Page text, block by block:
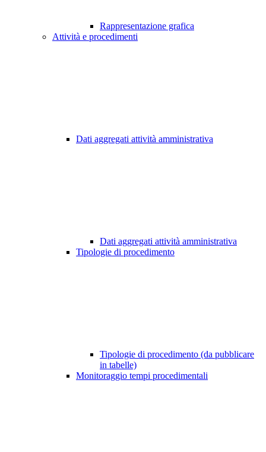
Rappresentazione grafica
Attività e procedimenti
Dati aggregati attività amministrativa
Dati aggregati attività amministrativa
Tipologie di procedimento
Tipologie di procedimento (da pubblicare
in tabelle)
Monitoraggio tempi procedimentali